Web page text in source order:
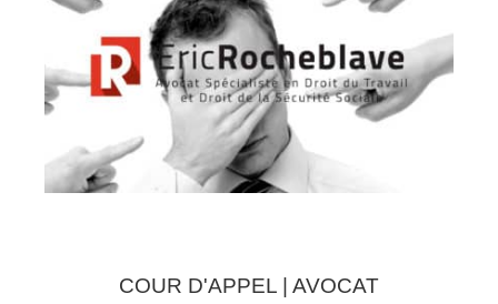
COUR D'APPEL | AVOCAT